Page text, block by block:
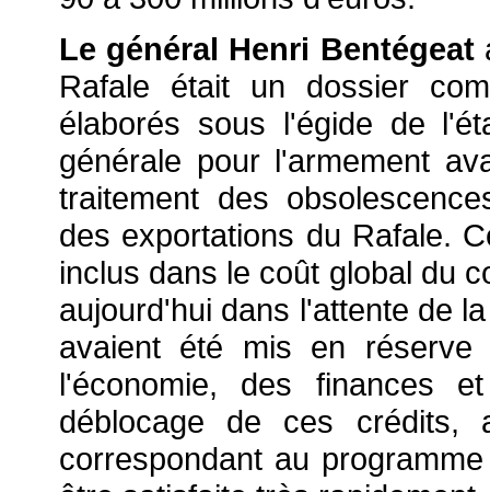
Le général Henri Bentégeat
Rafale était un dossier
élaborés sous l'égide de
générale pour l'armement
traitement des
des exportations du Rafale.
inclus dans le coût global du
aujourd'hui dans l'attente de
avaient été mis en
l'économie, des finances
déblocage de ces crédits,
correspondant au